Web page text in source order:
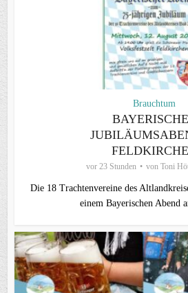
Brauchtum
vor 23 Stunden von Toni
Die 18 Trachtenvereine des
einem Bayerischen Abend